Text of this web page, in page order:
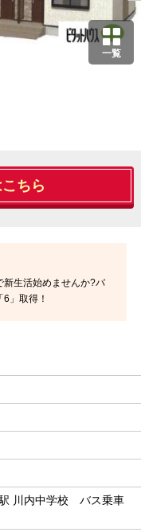
一覧
ちら
新生活始めませんか?バ
」取得！
駅 川内中学校 バス乗車